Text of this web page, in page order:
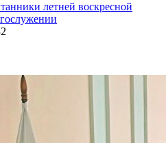
летней воскресной